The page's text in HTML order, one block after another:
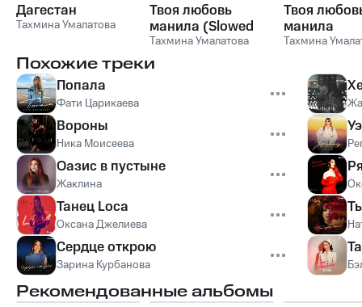
Дагестан
Тахмина Умалатова
Твоя любовь
манила (Slowed
Version)
Тахмина Умалатова
Твоя
манила
Тахмина
Похожие треки
Попала
Фати Царикаева
Вороны
Ника Моисеева
Оазис в пустыне
Жаклина
Танец Loca
Оксана Джелиева
Сердце открою
Зарина Курбанова
Рекомендованные альбомы